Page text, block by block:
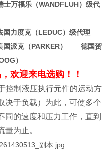
福乐（WANDFLUH）级代
力度克（LEDUC）级代理
派克（PARKER） 德国贺
）
欢迎来电选购！！
控制液压执行元件的运动方
决于负载）为此，可使多个
同的速度和压力工作，直到
量为止。